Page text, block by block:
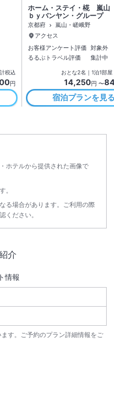
税込
円
ホーム・ステイ・椛 嵐
ｂｙバンヤン・グループ
京都府
嵐山・嵯峨野
アクセス
お客様アンケート評価 対象外
るるぶトラベル評価
集計中
おとな2名 ｜ 1泊1部屋
14,250円 〜
宿泊プランを見
ホテルから提供された画像で
。
る場合があります。ご利用の際
ください。
介
情報
す。ご予約のプラン詳細情報をご